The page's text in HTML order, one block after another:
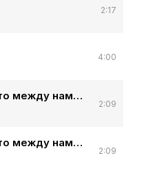
2:17
4:00
Ну и что с того что между нами города (Barabanov Remix)
2:09
Ну и что с того что между нами города (Remix)
2:09